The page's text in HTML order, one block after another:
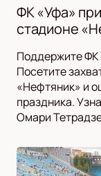
ФК «Уфа»
стадионе
Поддержите ФК
Посетите
«Нефтяник» и
праздника.
Омари